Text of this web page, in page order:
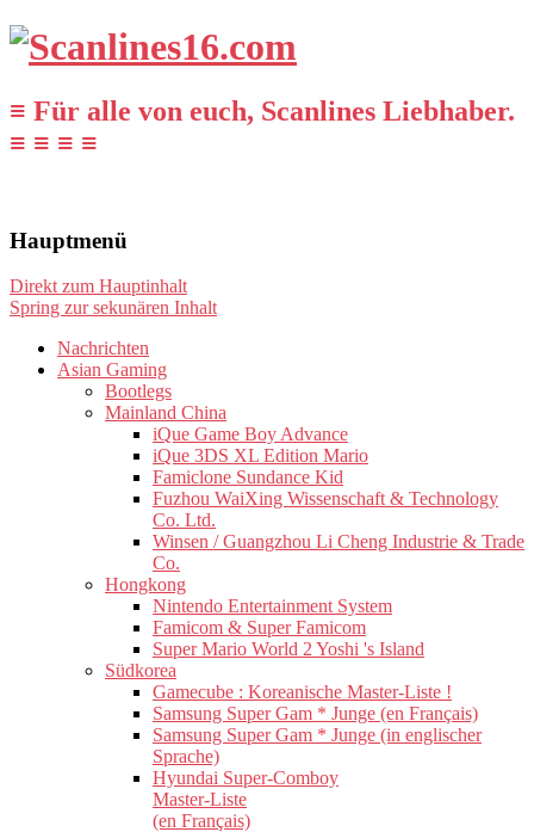
≡ Für alle von euch, Scanlines Liebhaber.
≡ ≡ ≡ ≡
Hauptmenü
Direkt zum Hauptinhalt
Spring zur sekunären Inhalt
Nachrichten
Asian Gaming
Bootlegs
Mainland China
iQue Game Boy Advance
iQue 3DS XL Edition Mario
Famiclone Sundance Kid
Fuzhou WaiXing Wissenschaft & Technology
Co. Ltd.
Winsen / Guangzhou Li Cheng Industrie & Trade
Co.
Hongkong
Nintendo Entertainment System
Famicom & Super Famicom
Super Mario World 2 Yoshi 's Island
Südkorea
Gamecube : Koreanische Master-Liste !
Samsung Super Gam * Junge (en Français)
Samsung Super Gam * Junge (in englischer
Sprache)
Hyundai Super-Comboy
Master-Liste
(en Français)